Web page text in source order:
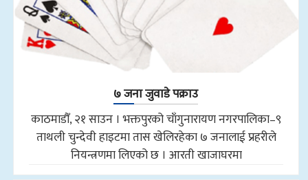
७ जना जुवाडे पक्राउ
काठमाडौँ, २१ साउन । भक्तपुरको चाँगुनारायण नगरपालिका–९
ताथली चुन्देवी हाइटमा तास खेलिरहेका ७ जनालाई प्रहरीले
नियन्त्रणमा लिएको छ । आरती खाजाघरमा